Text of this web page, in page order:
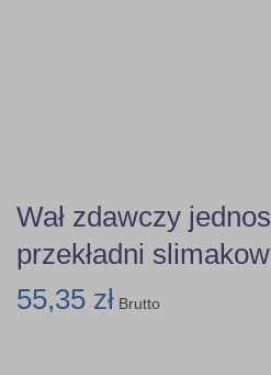
Wał zdawczy
przekładni
55,35 zł Brutto